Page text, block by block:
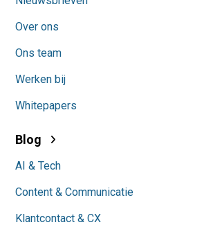
Over ons
Ons team
Werken bij
Whitepapers
Blog
AI & Tech
Content & Communicatie
Klantcontact & CX